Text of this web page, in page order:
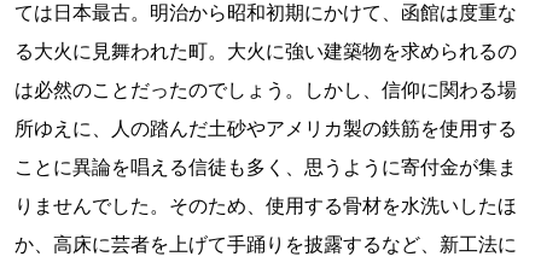
ては日本最古。明治から昭和初期にかけて、函館は度重な
る大火に見舞われた町。大火に強い建築物を求められるの
は必然のことだったのでしょう。しかし、信仰に関わる場
所ゆえに、人の踏んだ土砂やアメリカ製の鉄筋を使用する
ことに異論を唱える信徒も多く、思うように寄付金が集ま
りませんでした。そのため、使用する骨材を水洗いしたほ
か、高床に芸者を上げて手踊りを披露するなど、新工法に